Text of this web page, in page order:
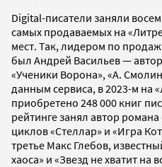
Digital-писатели заняли
самых продаваемых на
мест. Так, лидером по
был Андрей Васильев —
«Ученики Ворона», «А.
данным сервиса, в 2023-м на
приобретено 248 000 книг
рейтинге занял автор
циклов «Стеллар» и «Игра
третье Макс Глебов,
хаоса» и «Звезд не хватит на